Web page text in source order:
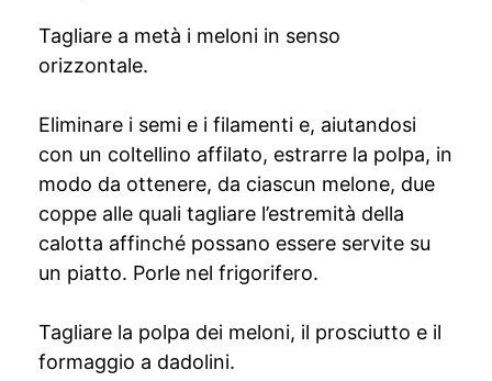
Tagliare a metà i meloni in senso
orizzontale.
Eliminare i semi e i filamenti e, aiutandosi
con un coltellino affilato, estrarre la polpa, in
modo da ottenere, da ciascun melone, due
coppe alle quali tagliare l’estremità della
calotta affinché possano essere servite su
un piatto. Porle nel frigorifero.
Tagliare la polpa dei meloni, il prosciutto e il
formaggio a dadolini.